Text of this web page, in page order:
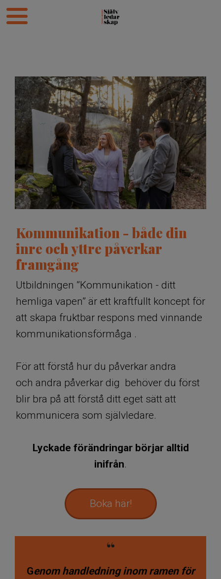
Kommunikation - både din
inre och yttre påverkar
framgång
Utbildningen ”Kommunikation - ditt
hemliga vapen” är ett kraftfullt koncept för
att skapa fruktbar respons med vinnande
kommunikationsförmåga .​​​​​​
För att förstå hur du påverkar andra
och andra påverkar dig behöver du först
blir bra på att förstå ditt eget sätt att
kommunicera som självledare.
Lyckade förändringar börjar alltid
inifrån.
Boka här!
“
Genom handledning inom ramen för